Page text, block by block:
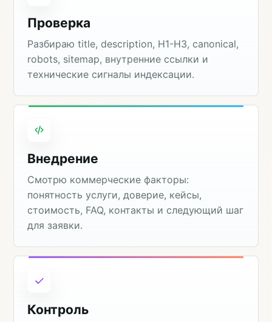
Проверка
Разбираю title, description, H1-H3, canonical,
robots, sitemap, внутренние ссылки и
технические сигналы индексации.
Внедрение
Смотрю коммерческие факторы:
понятность услуги, доверие, кейсы,
стоимость, FAQ, контакты и следующий шаг
для заявки.
Контроль